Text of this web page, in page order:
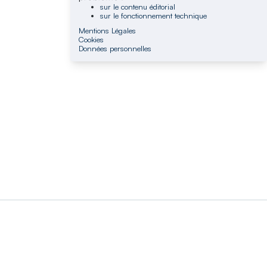
sur le contenu éditorial
sur le fonctionnement technique
Mentions Légales
Cookies
Données personnelles